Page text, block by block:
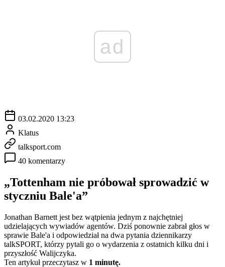
ad
03.02.2020 13:23
Klatus
talksport.com
40 komentarzy
„Tottenham nie próbował sprowadzić w
styczniu Bale'a”
Jonathan Barnett jest bez wątpienia jednym z najchętniej
udzielających wywiadów agentów. Dziś ponownie zabrał głos w
sprawie Bale'a i odpowiedział na dwa pytania dziennikarzy
talkSPORT, którzy pytali go o wydarzenia z ostatnich kilku dni i
przyszłość Walijczyka.
Ten artykuł przeczytasz w 1 minutę.